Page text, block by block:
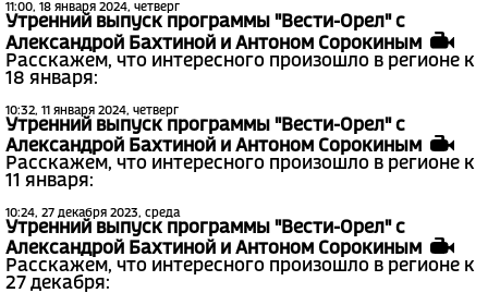
11:00, 18 января 2024, четверг
Утренний выпуск программы "Вести-Орел" с
Александрой Бахтиной и Антоном Сорокиным
Расскажем, что интересного произошло в регионе к
18 января:
10:32, 11 января 2024, четверг
Утренний выпуск программы "Вести-Орел" с
Александрой Бахтиной и Антоном Сорокиным
Расскажем, что интересного произошло в регионе к
11 января:
10:24, 27 декабря 2023, среда
Утренний выпуск программы "Вести-Орел" с
Александрой Бахтиной и Антоном Сорокиным
Расскажем, что интересного произошло в регионе к
27 декабря: